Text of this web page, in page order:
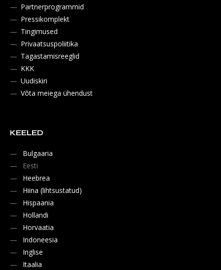
Partnerprogrammid
Pressikomplekt
Tingimused
Privaatsuspoliitika
Tagastamisreeglid
KKK
Uudiskiri
Võta meiega ühendust
KEELED
Bulgaaria
Eesti
Heebrea
Hiina (lihtsustatud)
Hispaania
Hollandi
Horvaatia
Indoneesia
Inglise
Itaalia